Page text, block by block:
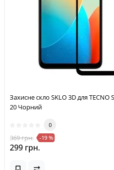
Захисне скло SKLO 3D для
20 Чорний
0
369 грн. -19 %
299 грн.